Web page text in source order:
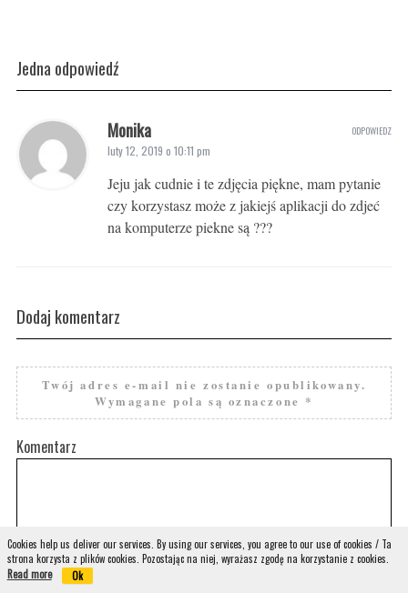
Jedna odpowiedź
Monika
luty 12, 2019 o 10:11 pm
Jeju jak cudnie i te zdjęcia piękne, mam pytanie
czy korzystasz może z jakiejś aplikacji do zdjeć
na komputerze piekne są ???
ODPOWIEDZ
Dodaj komentarz
Twój adres e-mail nie zostanie opublikowany.
Wymagane pola są oznaczone *
Komentarz
Cookies help us deliver our services. By using our services, you agree to our use of cookies / Ta
strona korzysta z plików cookies. Pozostając na niej, wyrażasz zgodę na korzystanie z cookies.
Read more
Ok